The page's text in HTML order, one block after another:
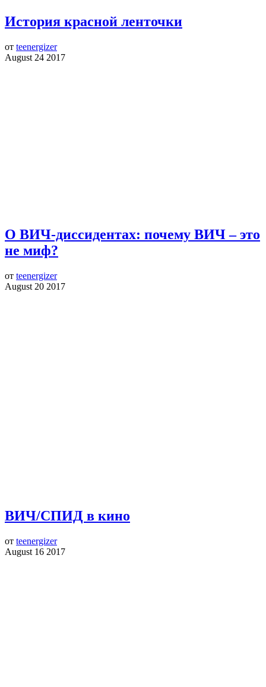
История красной ленточки
от teenergizer
August 24 2017
О ВИЧ-диссидентах: почему ВИЧ ‒ это
не миф?
от teenergizer
August 20 2017
ВИЧ/СПИД в кино
от teenergizer
August 16 2017